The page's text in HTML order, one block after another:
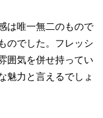
は唯一無二のもので
のでした。フレッシ
囲気を併せ持ってい
魅力と言えるでしょ